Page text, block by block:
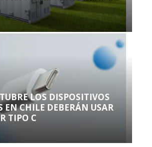
LOS DISPOSITIVOS
EN CHILE DEBERÁN USAR
TIPO C